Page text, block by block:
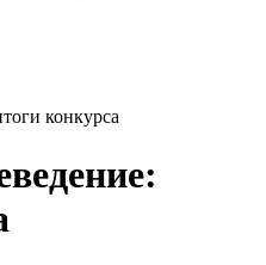
конкурса